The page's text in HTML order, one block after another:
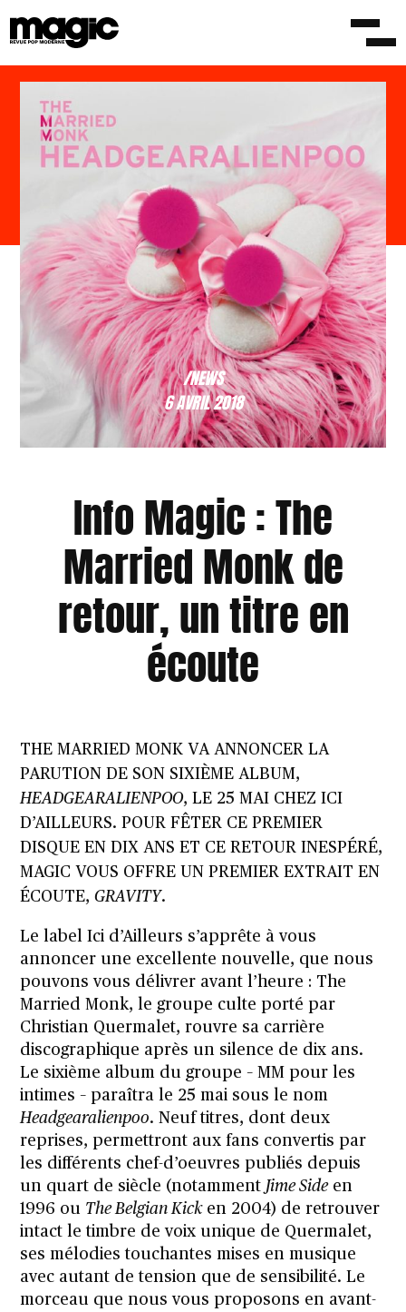
/NEWS
6 AVRIL 2018
Info Magic : The
Married Monk de
retour, un titre en
écoute
THE MARRIED MONK VA ANNONCER LA
PARUTION DE SON SIXIÈME ALBUM,
HEADGEARALIENPOO, LE 25 MAI CHEZ ICI
D’AILLEURS. POUR FÊTER CE PREMIER
DISQUE EN DIX ANS ET CE RETOUR INESPÉRÉ,
MAGIC VOUS OFFRE UN PREMIER EXTRAIT EN
ÉCOUTE,GRAVITY.
Le label Ici d’Ailleurs s’apprête à vous
annoncer une excellente nouvelle, que nous
pouvons vous délivrer avant l’heure : The
Married Monk, le groupe culte porté par
Christian Quermalet, rouvre sa carrière
discographique après un silence de dix ans.
Le sixième album du groupe – MM pour les
intimes – paraîtra le 25 mai sous le nom
Headgearalienpoo. Neuf titres, dont deux
reprises, permettront aux fans convertis par
les différents chef-d’oeuvres publiés depuis
un quart de siècle (notamment Jime Sideen
1996 ou The Belgian Kicken 2004) de retrouver
intact le timbre de voix unique de Quermalet,
ses mélodies touchantes mises en musique
avec autant de tension que de sensibilité. Le
morceau que nous vous proposons en avant-